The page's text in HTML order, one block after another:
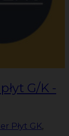
G/K -
Płyt GK,